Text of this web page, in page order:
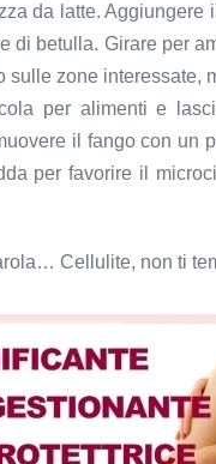
da latte.
di betulla. Girare per
zone interessate,
per alimenti e
il fango con un
per favorire il
Cellulite, non ti